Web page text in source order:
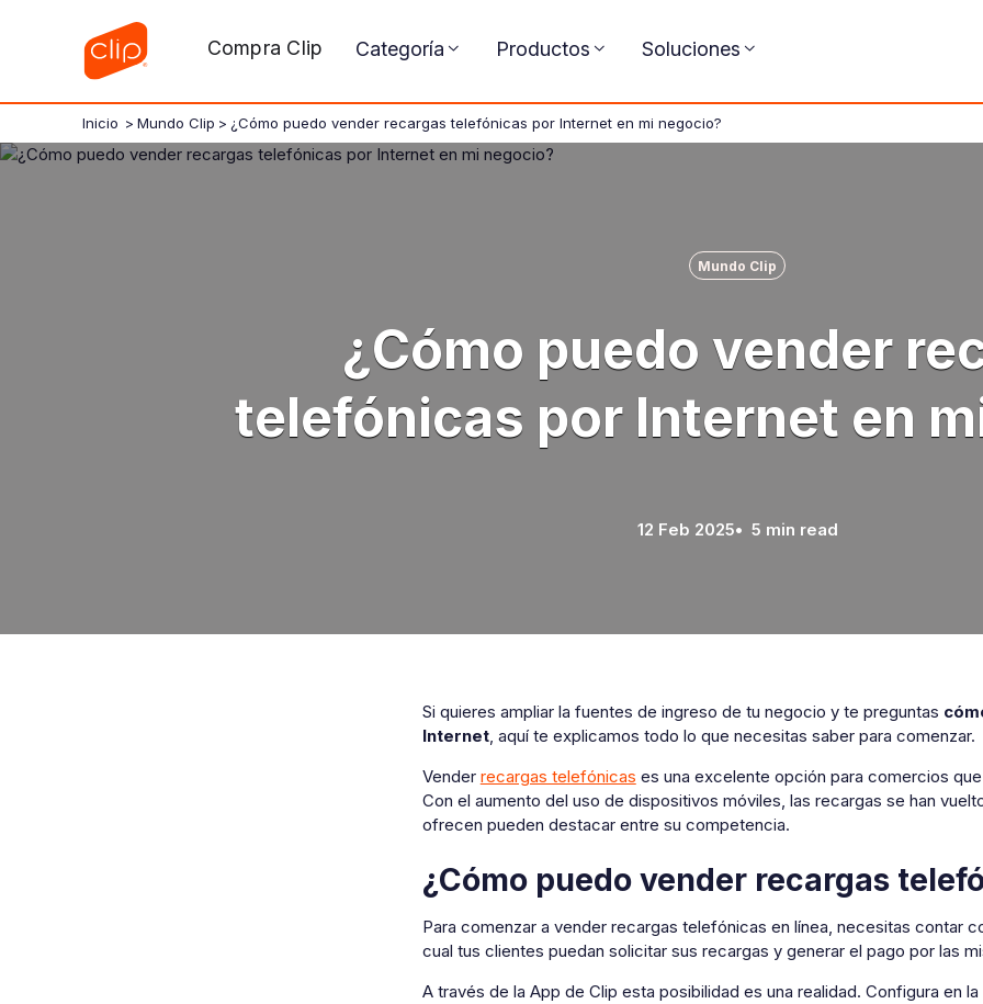
Compra Clip Categoría Productos Soluciones
Inicio > Mundo Clip > ¿Cómo puedo vender recargas telefónicas por Internet en mi negocio?
Mundo Clip
¿Cómo puedo vender
telefónicas por Internet en
12 Feb 2025• 5 min read
Si quieres ampliar la fuentes de ingreso de tu negocio y te preguntas
Internet, aquí te explicamos todo lo que necesitas saber para comenzar.
Vender recargas telefónicas es una excelente opción para comercios
Con el aumento del uso de dispositivos móviles, las recargas se han
ofrecen pueden destacar entre su competencia.
¿Cómo puedo vender recargas
Para comenzar a vender recargas telefónicas en línea, necesitas contar
cual tus clientes puedan solicitar sus recargas y generar el pago por las
A través de la App de Clip esta posibilidad es una realidad. Configura en